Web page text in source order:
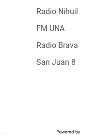
Radio Nihuil
FM UNA
Radio Brava
San Juan 8